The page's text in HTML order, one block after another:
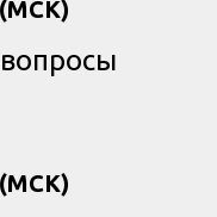
(МСК)
(МСК)